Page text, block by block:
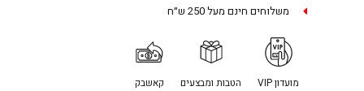
משלוחים חינם מעל 250 ש״ח
מועדון VIP הטבות ומבצעים קאשבק